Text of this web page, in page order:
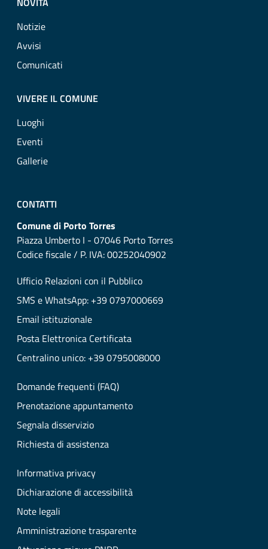
Notizie
Avvisi
Comunicati
VIVERE IL COMUNE
Luoghi
Eventi
Gallerie
CONTATTI
Comune di Porto Torres
Piazza Umberto I - 07046 Porto Torres
Codice fiscale / P. IVA: 00252040902
Ufficio Relazioni con il Pubblico
SMS e WhatsApp: +39 0797000669
Email istituzionale
Posta Elettronica Certificata
Centralino unico: +39 0795008000
Domande frequenti (FAQ)
Prenotazione appuntamento
Segnala disservizio
Richiesta di assistenza
Informativa privacy
Dichiarazione di accessibilità
Note legali
Amministrazione trasparente